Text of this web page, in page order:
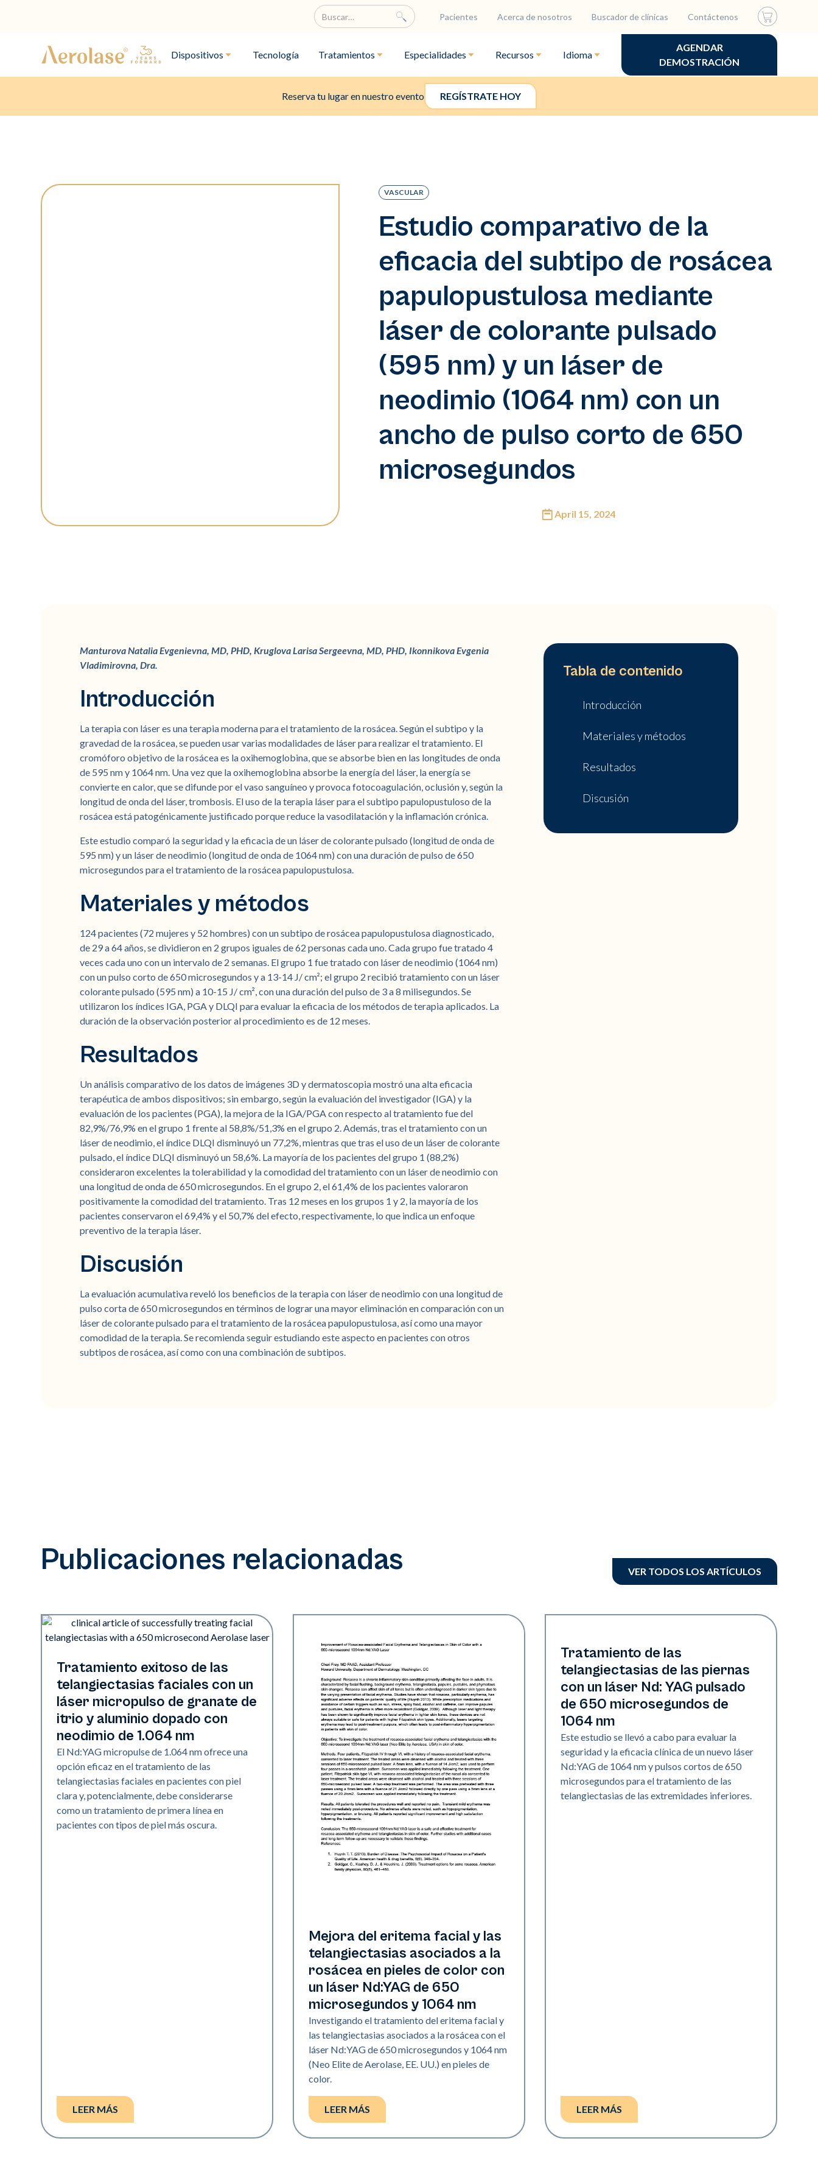
Pacientes Acerca de nosotros Buscador de clínicas Contáctenos
Dispositivos Tecnología Tratamientos Especialidades Recursos Idioma
AGENDAR
DEMOSTRACIÓN
Reserva tu lugar en nuestro evento REGÍSTRATE HOY
VASCULAR
Estudio comparativo de la
eficacia del subtipo de rosácea
papulopustulosa mediante
láser de colorante pulsado
(595 nm) y un láser de
neodimio (1064 nm) con un
ancho de pulso corto de 650
microsegundos
April 15, 2024
Manturova Natalia Evgenievna, MD, PHD, Kruglova Larisa Sergeevna, MD, PHD, Ikonnikova Evgenia
Vladimirovna, Dra.
Introducción
La terapia con láser es una terapia moderna para el tratamiento de la rosácea. Según el subtipo y la
gravedad de la rosácea, se pueden usar varias modalidades de láser para realizar el tratamiento. El
cromóforo objetivo de la rosácea es la oxihemoglobina, que se absorbe bien en las longitudes de onda
de 595 nm y 1064 nm. Una vez que la oxihemoglobina absorbe la energía del láser, la energía se
convierte en calor, que se difunde por el vaso sanguíneo y provoca fotocoagulación, oclusión y, según la
longitud de onda del láser, trombosis. El uso de la terapia láser para el subtipo papulopustuloso de la
rosácea está patogénicamente justificado porque reduce la vasodilatación y la inflamación crónica.
Este estudio comparó la seguridad y la eficacia de un láser de colorante pulsado (longitud de onda de
595 nm) y un láser de neodimio (longitud de onda de 1064 nm) con una duración de pulso de 650
microsegundos para el tratamiento de la rosácea papulopustulosa.
Materiales y métodos
124 pacientes (72 mujeres y 52 hombres) con un subtipo de rosácea papulopustulosa diagnosticado,
de 29 a 64 años, se dividieron en 2 grupos iguales de 62 personas cada uno. Cada grupo fue tratado 4
veces cada uno con un intervalo de 2 semanas. El grupo 1 fue tratado con láser de neodimio (1064 nm)
con un pulso corto de 650 microsegundos y a 13-14 J/ cm²; el grupo 2 recibió tratamiento con un láser
colorante pulsado (595 nm) a 10-15 J/ cm², con una duración del pulso de 3 a 8 milisegundos. Se
utilizaron los índices IGA, PGA y DLQI para evaluar la eficacia de los métodos de terapia aplicados. La
duración de la observación posterior al procedimiento es de 12 meses.
Resultados
Un análisis comparativo de los datos de imágenes 3D y dermatoscopia mostró una alta eficacia
terapéutica de ambos dispositivos; sin embargo, según la evaluación del investigador (IGA) y la
evaluación de los pacientes (PGA), la mejora de la IGA/PGA con respecto al tratamiento fue del
82,9%/76,9% en el grupo 1 frente al 58,8%/51,3% en el grupo 2. Además, tras el tratamiento con un
láser de neodimio, el índice DLQI disminuyó un 77,2%, mientras que tras el uso de un láser de colorante
pulsado, el índice DLQI disminuyó un 58,6%. La mayoría de los pacientes del grupo 1 (88,2%)
consideraron excelentes la tolerabilidad y la comodidad del tratamiento con un láser de neodimio con
una longitud de onda de 650 microsegundos. En el grupo 2, el 61,4% de los pacientes valoraron
positivamente la comodidad del tratamiento. Tras 12 meses en los grupos 1 y 2, la mayoría de los
pacientes conservaron el 69,4% y el 50,7% del efecto, respectivamente, lo que indica un enfoque
preventivo de la terapia láser.
Discusión
La evaluación acumulativa reveló los beneficios de la terapia con láser de neodimio con una longitud de
pulso corta de 650 microsegundos en términos de lograr una mayor eliminación en comparación con un
láser de colorante pulsado para el tratamiento de la rosácea papulopustulosa, así como una mayor
comodidad de la terapia. Se recomienda seguir estudiando este aspecto en pacientes con otros
subtipos de rosácea, así como con una combinación de subtipos.
Tabla de contenido
Introducción
Materiales y métodos
Resultados
Discusión
Publicaciones relacionadas VER TODOS LOS ARTÍCULOS
Vascular
Tratamiento exitoso de las
telangiectasias faciales con un
láser micropulso de granate de
itrio y aluminio dopado con
neodimio de 1.064 nm
El Nd:YAG micropulse de 1.064 nm ofrece una
opción eficaz en el tratamiento de las
telangiectasias faciales en pacientes con piel
clara y, potencialmente, debe considerarse
como un tratamiento de primera línea en
pacientes con tipos de piel más oscura.
LEER MÁS
Vascular
Mejora del eritema facial y las
telangiectasias asociados a la
rosácea en pieles de color con
un láser Nd:YAG de 650
microsegundos y 1064 nm
Investigando el tratamiento del eritema facial y
las telangiectasias asociados a la rosácea con el
láser Nd:YAG de 650 microsegundos y 1064 nm
(Neo Elite de Aerolase, EE. UU.) en pieles de
color.
LEER MÁS
Vascular
Tratamiento de las
telangiectasias de las piernas
con un láser Nd: YAG pulsado
de 650 microsegundos de
1064 nm
Este estudio se llevó a cabo para evaluar la
seguridad y la eficacia clínica de un nuevo láser
Nd:YAG de 1064 nm y pulsos cortos de 650
microsegundos para el tratamiento de las
telangiectasias de las extremidades inferiores.
LEER MÁS